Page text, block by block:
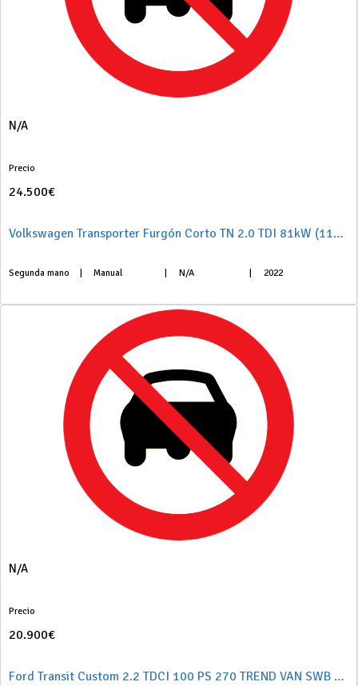
N/A
Precio
24.500€
Volkswagen Transporter Furgón Corto TN 2.0 TDI 81kW (110CV)
Segunda mano Manual N/A 2022
N/A
Precio
20.900€
Ford Transit Custom 2.2 TDCI 100 PS 270 TREND VAN SWB 100 4P